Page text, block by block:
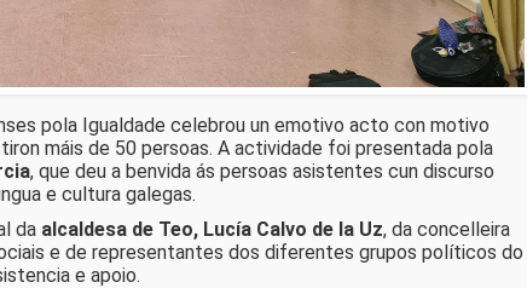
pola Igualdade celebrou un emotivo acto con motivo
máis de 50 persoas. A actividade foi presentada pola
, que deu a benvida ás persoas asistentes cun discurso
e cultura galegas.
da alcaldesa de Teo, Lucía Calvo de la Uz, da concelleira
e de representantes dos diferentes grupos políticos do
e apoio.